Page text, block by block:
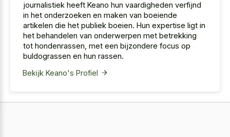
journalistiek heeft Keano hun vaardigheden verfijnd
in het onderzoeken en maken van boeiende
artikelen die het publiek boeien. Hun expertise ligt in
het behandelen van onderwerpen met betrekking
tot hondenrassen, met een bijzondere focus op
buldograssen en hun rassen.
Bekijk Keano's Profiel